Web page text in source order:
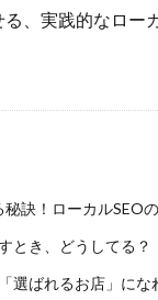
、実践的なロー
訣！ローカルSEO
とき、どうしてる？
選ばれるお店」にな